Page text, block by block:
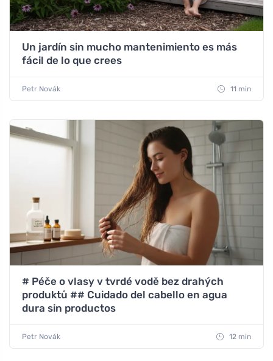
Un jardín sin mucho mantenimiento es más
fácil de lo que crees
Petr Novák 11 min
# Péče o vlasy v tvrdé vodě bez drahých
produktů ## Cuidado del cabello en agua
dura sin productos
Petr Novák 12 min